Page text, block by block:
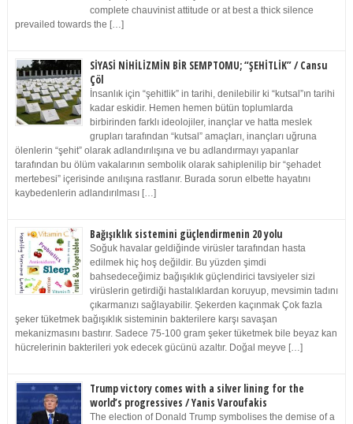
complete chauvinist attitude or at best a thick silence
prevailed towards the […]
SİYASİ NİHİLİZMİN BİR SEMPTOMU; “ŞEHİTLİK” / Cansu
Çöl
İnsanlık için “şehitlik” in tarihi, denilebilir ki “kutsal”ın tarihi
kadar eskidir. Hemen hemen bütün toplumlarda
birbirinden farklı ideolojiler, inançlar ve hatta meslek
grupları tarafından “kutsal” amaçları, inançları uğruna
ölenlerin “şehit” olarak adlandırılışına ve bu adlandırmayı yapanlar
tarafından bu ölüm vakalarının sembolik olarak sahiplenilip bir “şehadet
mertebesi” içerisinde anılışına rastlanır. Burada sorun elbette hayatını
kaybedenlerin adlandırılması […]
Bağışıklık sistemini güçlendirmenin 20 yolu
Soğuk havalar geldiğinde virüsler tarafından hasta
edilmek hiç hoş değildir. Bu yüzden şimdi
bahsedeceğimiz bağışıklık güçlendirici tavsiyeler sizi
virüslerin getirdiği hastalıklardan koruyup, mevsimin tadını
çıkarmanızı sağlayabilir. Şekerden kaçınmak Çok fazla
şeker tüketmek bağışıklık sisteminin bakterilere karşı savaşan
mekanizmasını bastırır. Sadece 75-100 gram şeker tüketmek bile beyaz kan
hücrelerinin bakterileri yok edecek gücünü azaltır. Doğal meyve […]
Trump victory comes with a silver lining for the
world’s progressives / Yanis Varoufakis
The election of Donald Trump symbolises the demise of a